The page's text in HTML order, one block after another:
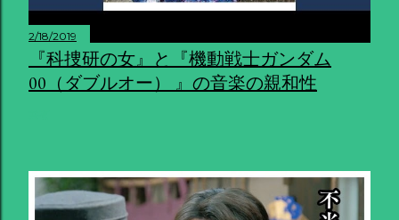
2/18/2019
『科捜研の女』と『機動戦士ガンダム
00（ダブルオー） 』の音楽の親和性